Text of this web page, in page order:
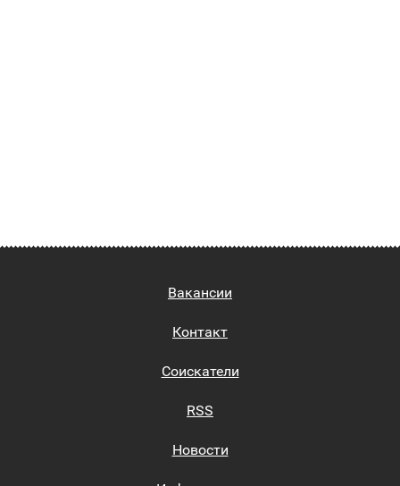
Вакансии
Контакт
Соискатели
RSS
Новости